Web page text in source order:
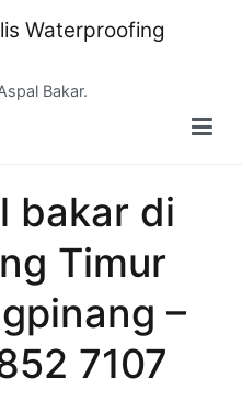
Waterproofing
Bakar.
bakar di
Timur
–
7107